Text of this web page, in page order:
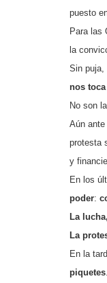
puesto
Para las
la
Sin puja,
nos
No son
Aún
protesta
y
En los
poder:
La
La
En la
piquetes.